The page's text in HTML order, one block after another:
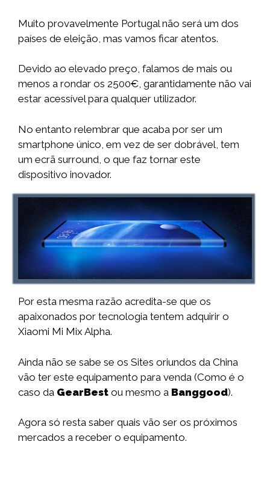
Muito provavelmente Portugal não será um dos
países de eleição, mas vamos ficar atentos.
Devido ao elevado preço, falamos de mais ou
menos a rondar os 2500€, garantidamente não vai
estar acessível para qualquer utilizador.
No entanto relembrar que acaba por ser um
smartphone único, em vez de ser dobrável, tem
um ecrã surround, o que faz tornar este
dispositivo inovador.
Por esta mesma razão acredita-se que os
apaixonados por tecnologia tentem adquirir o
Xiaomi Mi Mix Alpha.
Ainda não se sabe se os Sites oriundos da China
vão ter este equipamento para venda (Como é o
caso da GearBest ou mesmo a Banggood).
Agora só resta saber quais vão ser os próximos
mercados a receber o equipamento.